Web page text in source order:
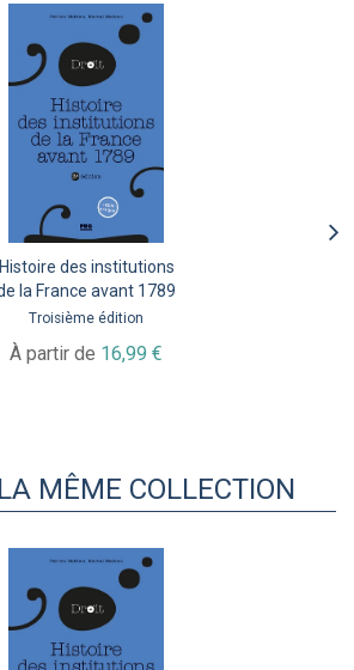
Histoire des institutions
la France avant 1789
Troisième édition
À partir de 16,99 €
MÊME COLLECTION